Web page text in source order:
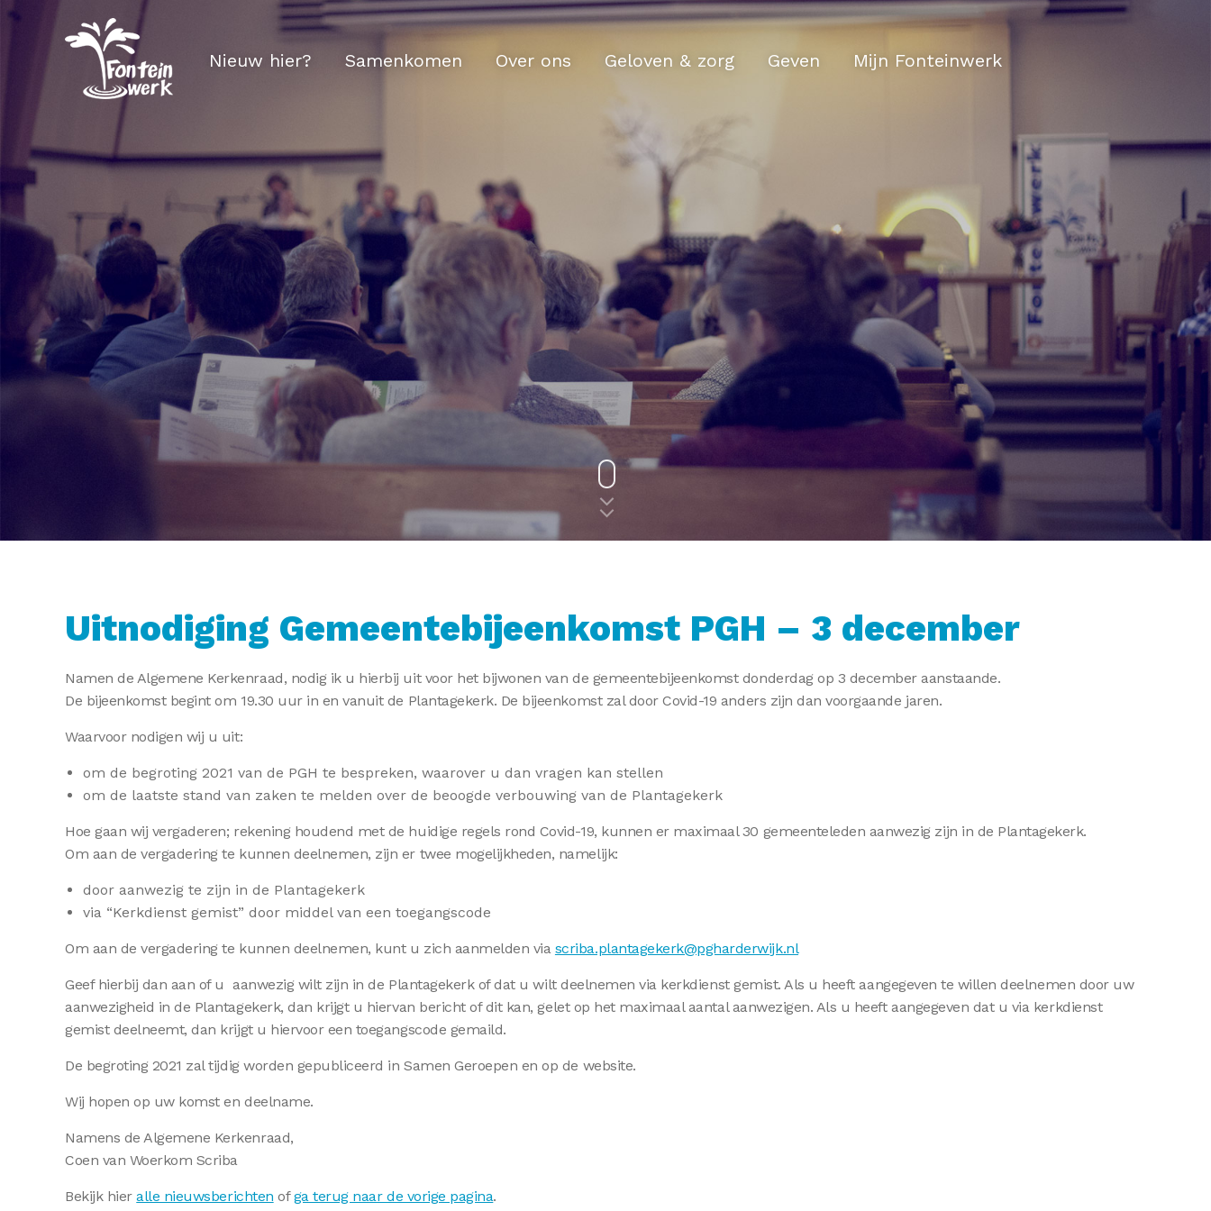
Nieuw hier? Samenkomen Over ons Geloven & zorg Geven Mijn Fonteinwerk
Uitnodiging Gemeentebijeenkomst PGH – 3 december
Namen de Algemene Kerkenraad, nodig ik u hierbij uit voor het bijwonen van de gemeentebijeenkomst donderdag op 3 december aanstaande.
De bijeenkomst begint om 19.30 uur in en vanuit de Plantagekerk. De bijeenkomst zal door Covid-19 anders zijn dan voorgaande jaren.
Waarvoor nodigen wij u uit:
om de begroting 2021 van de PGH te bespreken, waarover u dan vragen kan stellen
om de laatste stand van zaken te melden over de beoogde verbouwing van de Plantagekerk
Hoe gaan wij vergaderen; rekening houdend met de huidige regels rond Covid-19, kunnen er maximaal 30 gemeenteleden aanwezig zijn in de Plantagekerk.
Om aan de vergadering te kunnen deelnemen, zijn er twee mogelijkheden, namelijk:
door aanwezig te zijn in de Plantagekerk
via “Kerkdienst gemist” door middel van een toegangscode
Om aan de vergadering te kunnen deelnemen, kunt u zich aanmelden via scriba.plantagekerk@pgharderwijk.nl
Geef hierbij dan aan of u aanwezig wilt zijn in de Plantagekerk of dat u wilt deelnemen via kerkdienst gemist. Als u heeft aangegeven te willen deelnemen door uw
aanwezigheid in de Plantagekerk, dan krijgt u hiervan bericht of dit kan, gelet op het maximaal aantal aanwezigen. Als u heeft aangegeven dat u via kerkdienst
gemist deelneemt, dan krijgt u hiervoor een toegangscode gemaild.
De begroting 2021 zal tijdig worden gepubliceerd in Samen Geroepen en op de website.
Wij hopen op uw komst en deelname.
Namens de Algemene Kerkenraad,
Coen van Woerkom Scriba
Bekijk hieralle nieuwsberichten ofga terug naar de vorige pagina.